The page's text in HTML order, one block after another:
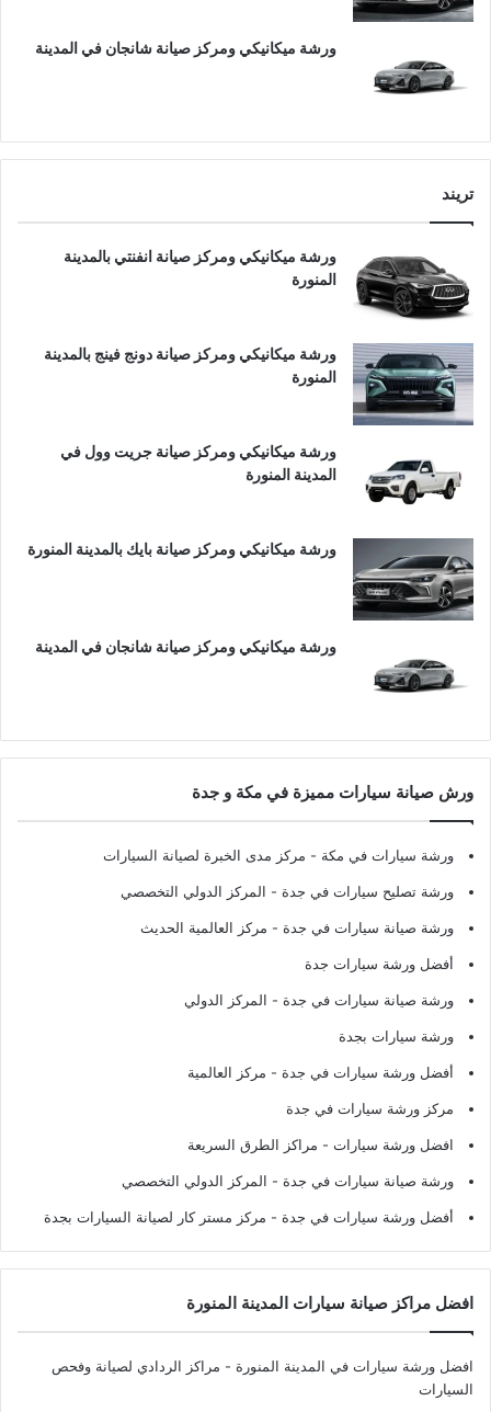
ورشة ميكانيكي ومركز صيانة شانجان في المدينة
تريند
ورشة ميكانيكي ومركز صيانة انفنتي بالمدينة
المنورة
ورشة ميكانيكي ومركز صيانة دونج فينج بالمدينة
المنورة
ورشة ميكانيكي ومركز صيانة جريت وول في
المدينة المنورة
ورشة ميكانيكي ومركز صيانة بايك بالمدينة المنورة
ورشة ميكانيكي ومركز صيانة شانجان في المدينة
ورش صيانة سيارات مميزة في مكة و جدة
ورشة سيارات في مكة - مركز مدى الخبرة لصيانة السيارات
ورشة تصليح سيارات في جدة - المركز الدولي التخصصي
ورشة صيانة سيارات في جدة - مركز العالمية الحديث
أفضل ورشة سيارات جدة
ورشة صيانة سيارات في جدة - المركز الدولي
ورشة سيارات بجدة
أفضل ورشة سيارات في جدة - مركز العالمية
مركز ورشة سيارات في جدة
افضل ورشة سيارات - مراكز الطرق السريعة
ورشة صيانة سيارات في جدة - المركز الدولي التخصصي
أفضل ورشة سيارات في جدة - مركز مستر كار لصيانة السيارات بجدة
افضل مراكز صيانة سيارات المدينة المنورة
افضل ورشة سيارات في المدينة المنورة - مراكز الردادي لصيانة وفحص
السيارات